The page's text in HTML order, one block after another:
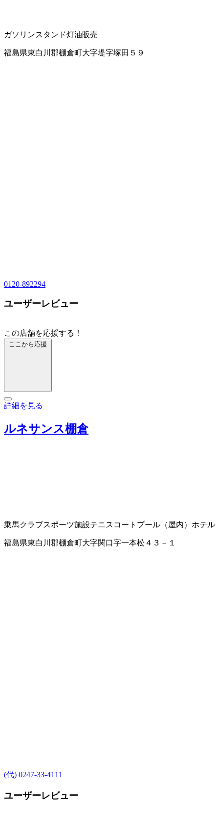
ガソリンスタンド灯油販売
福島県東白川郡棚倉町大字堤字塚田５９
0120-892294
ユーザーレビュー
この店舗を応援する！
ここから応援
詳細を見る
ルネサンス棚倉
乗馬クラブスポーツ施設テニスコート プール（屋内） ホテル
福島県東白川郡棚倉町大字関口字一本松４３－１
(代) 0247-33-4111
ユーザーレビュー